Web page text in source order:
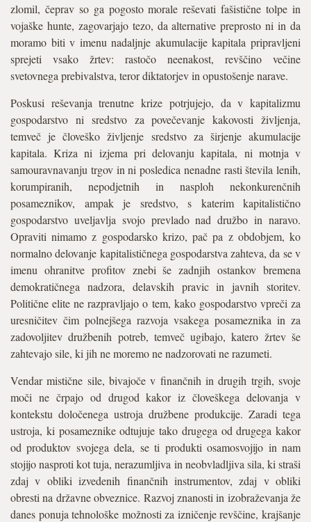
zlomil, čeprav so ga pogosto morale reševati fašistične tolpe in
vojaške hunte, zagovarjajo tezo, da alternative preprosto ni in da
moramo biti v imenu nadaljnje akumulacije kapitala pripravljeni
sprejeti vsako žrtev: rastočo neenakost, revščino večine
svetovnega prebivalstva, teror diktatorjev in opustošenje narave.
Poskusi reševanja trenutne krize potrjujejo, da v kapitalizmu
gospodarstvo ni sredstvo za povečevanje kakovosti življenja,
temveč je človeško življenje sredstvo za širjenje akumulacije
kapitala. Kriza ni izjema pri delovanju kapitala, ni motnja v
samouravnavanju trgov in ni posledica nenadne rasti števila lenih,
korumpiranih, nepodjetnih in nasploh nekonkurenčnih
posameznikov, ampak je sredstvo, s katerim kapitalistično
gospodarstvo uveljavlja svojo prevlado nad družbo in naravo.
Opraviti nimamo z gospodarsko krizo, pač pa z obdobjem, ko
normalno delovanje kapitalističnega gospodarstva zahteva, da se v
imenu ohranitve profitov znebi še zadnjih ostankov bremena
demokratičnega nadzora, delavskih pravic in javnih storitev.
Politične elite ne razpravljajo o tem, kako gospodarstvo vpreči za
uresničitev čim polnejšega razvoja vsakega posameznika in za
zadovoljitev družbenih potreb, temveč ugibajo, katero žrtev še
zahtevajo sile, ki jih ne moremo ne nadzorovati ne razumeti.
Vendar mistične sile, bivajoče v finančnih in drugih trgih, svoje
moči ne črpajo od drugod kakor iz človeškega delovanja v
kontekstu določenega ustroja družbene produkcije. Zaradi tega
ustroja, ki posameznike odtujuje tako drugega od drugega kakor
od produktov svojega dela, se ti produkti osamosvojijo in nam
stojijo nasproti kot tuja, nerazumljiva in neobvladljiva sila, ki straši
zdaj v obliki izvedenih finančnih instrumentov, zdaj v obliki
obresti na državne obveznice. Razvoj znanosti in izobraževanja že
danes ponuja tehnološke možnosti za izničenje revščine, krajšanje